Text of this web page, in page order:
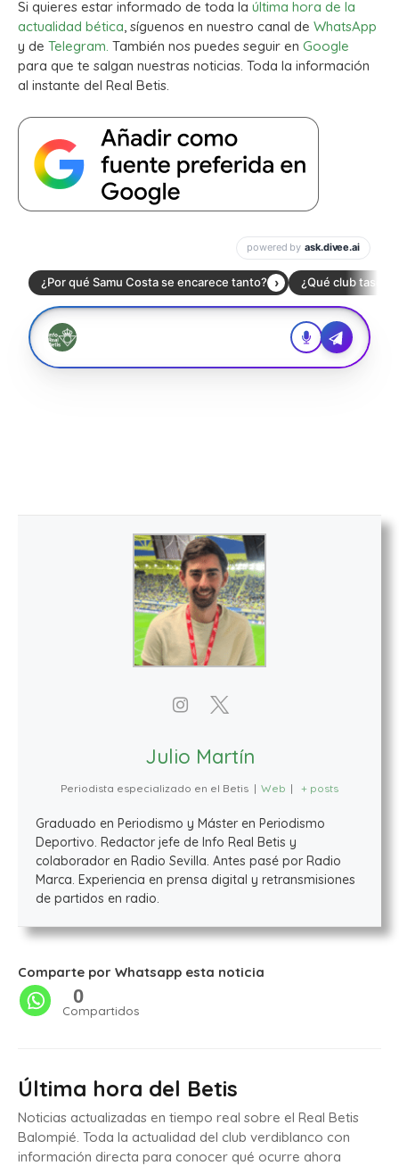
Si quieres estar informado de toda la última hora de la
actualidad bética , síguenos en nuestro canal de WhatsApp
y de Telegram. También nos puedes seguir en Google
para que te salgan nuestras noticias. Toda la información
al instante del Real Betis.
Julio Martín
Periodista especializado en el Betis | Web | + posts
Graduado en Periodismo y Máster en Periodismo
Deportivo. Redactor jefe de Info Real Betis y
colaborador en Radio Sevilla. Antes pasé por Radio
Marca. Experiencia en prensa digital y retransmisiones
de partidos en radio.
Comparte por Whatsapp esta noticia
0
Compartidos
Última hora del Betis
Noticias actualizadas en tiempo real sobre el Real Betis
Balompié. Toda la actualidad del club verdiblanco con
información directa para conocer qué ocurre ahora